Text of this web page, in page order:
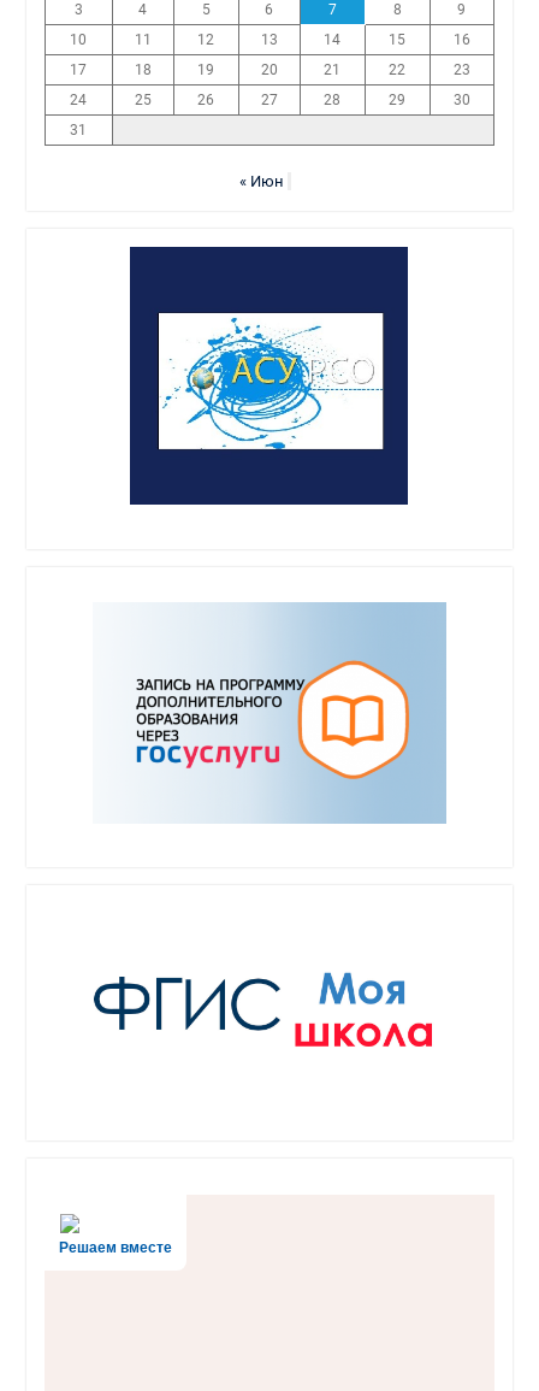
3 4 5 6 7 8
9
10
11 12 13 14 15
16
17
18 19 20 21 22
23
24
25 26 27 28 29
30
31
« Июн
Решаем вместе